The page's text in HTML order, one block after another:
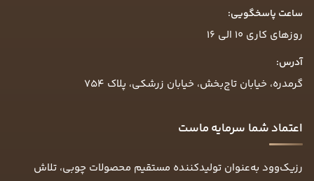
ساعت پاسخگویی:
روزهای کاری ۱۰ الی ۱۶
آدرس:
گرمدره، خیابان تاج‌بخش، خیابان زرشکی، پلاک ۷۵۴
اعتماد شما سرمایه ماست
رزیک‌وود به‌عنوان تولیدکننده مستقیم محصولات چوبی، تلاش